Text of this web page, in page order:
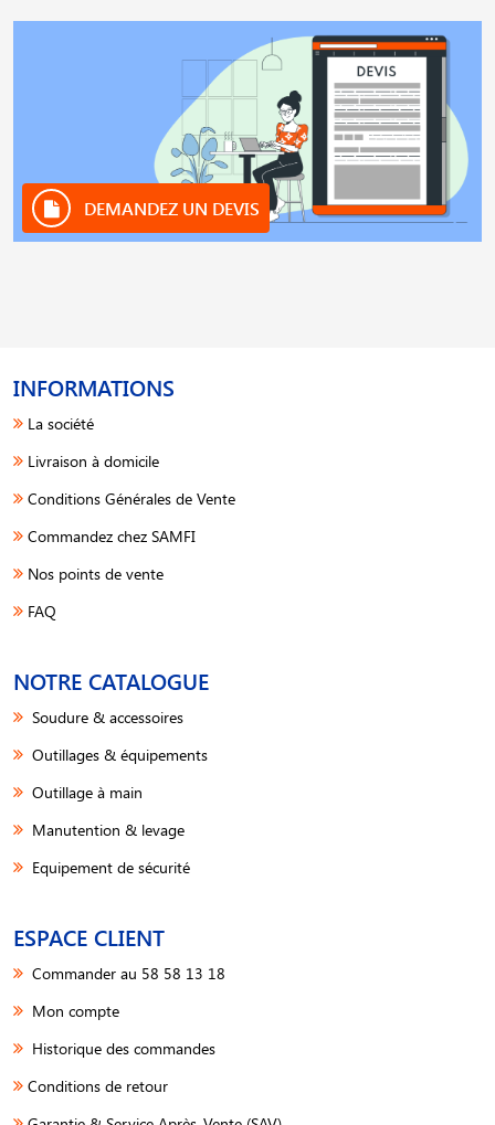
DEMANDEZ UN DEVIS
INFORMATIONS
La société
Livraison à domicile
Conditions Générales de Vente
Commandez chez SAMFI
Nos points de vente
FAQ
NOTRE CATALOGUE
Soudure & accessoires
Outillages & équipements
Outillage à main
Manutention & levage
Equipement de sécurité
ESPACE CLIENT
Commander au 58 58 13 18
Mon compte
Historique des commandes
Conditions de retour